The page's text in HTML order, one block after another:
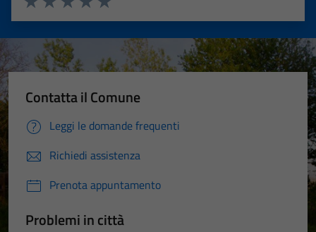
Valuta 5 stelle su 5
Valuta 4 stelle su 5
Valuta 3 stelle su 5
Valuta 2 stelle su 5
Valuta 1 stelle su 5
Contatta il Comune
Leggi le domande frequenti
Richiedi assistenza
Prenota appuntamento
Problemi in città